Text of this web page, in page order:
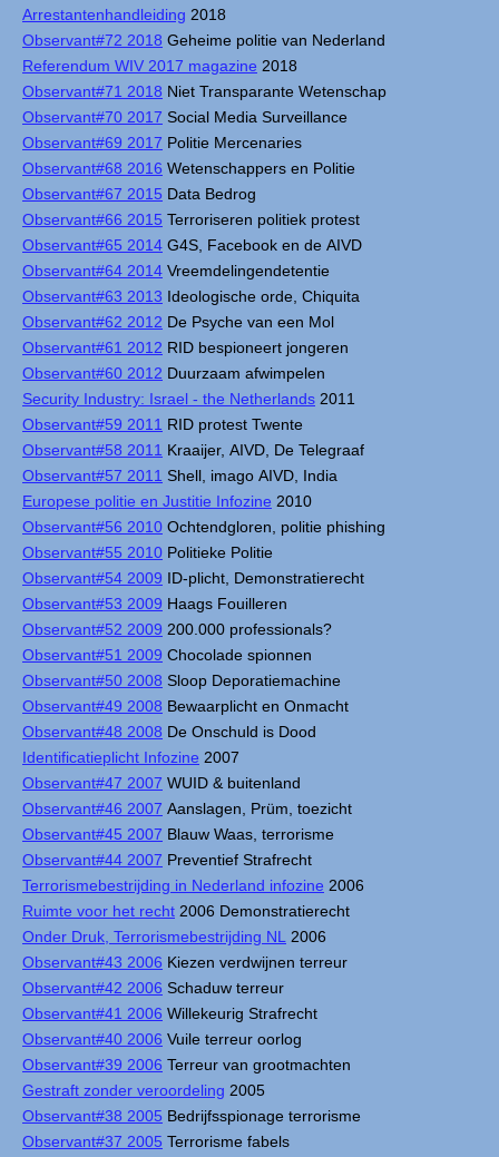
Arrestantenhandleiding 2018
Observant#72 2018 Geheime politie van Nederland
Referendum WIV 2017 magazine 2018
Observant#71 2018 Niet Transparante Wetenschap
Observant#70 2017 Social Media Surveillance
Observant#69 2017 Politie Mercenaries
Observant#68 2016 Wetenschappers en Politie
Observant#67 2015 Data Bedrog
Observant#66 2015 Terroriseren politiek protest
Observant#65 2014 G4S, Facebook en de AIVD
Observant#64 2014 Vreemdelingendetentie
Observant#63 2013 Ideologische orde, Chiquita
Observant#62 2012 De Psyche van een Mol
Observant#61 2012 RID bespioneert jongeren
Observant#60 2012 Duurzaam afwimpelen
Security Industry: Israel - the Netherlands 2011
Observant#59 2011 RID protest Twente
Observant#58 2011 Kraaijer, AIVD, De Telegraaf
Observant#57 2011 Shell, imago AIVD, India
Europese politie en Justitie Infozine 2010
Observant#56 2010 Ochtendgloren, politie phishing
Observant#55 2010 Politieke Politie
Observant#54 2009 ID-plicht, Demonstratierecht
Observant#53 2009 Haags Fouilleren
Observant#52 2009 200.000 professionals?
Observant#51 2009 Chocolade spionnen
Observant#50 2008 Sloop Deporatiemachine
Observant#49 2008 Bewaarplicht en Onmacht
Observant#48 2008 De Onschuld is Dood
Identificatieplicht Infozine 2007
Observant#47 2007 WUID & buitenland
Observant#46 2007 Aanslagen, Prüm, toezicht
Observant#45 2007 Blauw Waas, terrorisme
Observant#44 2007 Preventief Strafrecht
Terrorismebestrijding in Nederland infozine 2006
Ruimte voor het recht 2006 Demonstratierecht
Onder Druk, Terrorismebestrijding NL
2006
Observant#43 2006 Kiezen verdwijnen terreur
Observant#42 2006 Schaduw terreur
Observant#41 2006 Willekeurig Strafrecht
Observant#40 2006 Vuile terreur oorlog
Observant#39 2006 Terreur van grootmachten
Gestraft zonder veroordeling 2005
Observant#38 2005 Bedrijfsspionage terrorisme
Observant#37 2005 Terrorisme fabels